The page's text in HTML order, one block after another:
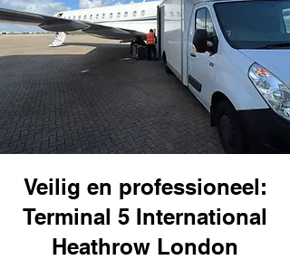
Veilig en professioneel:
Terminal 5 International
Heathrow London